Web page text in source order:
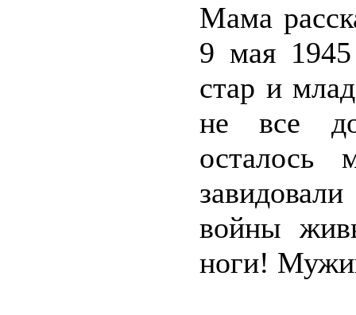
Мама
9 мая 1945
стар и
не все
войны
ноги!